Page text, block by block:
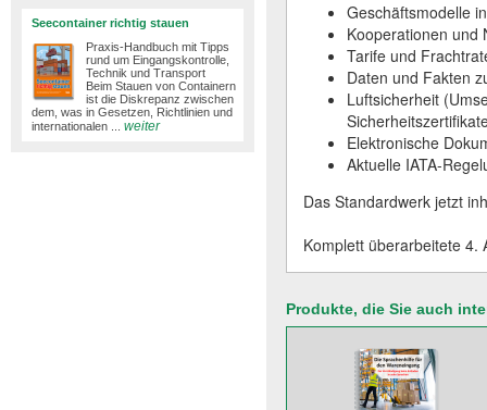
Seecontainer richtig stauen
Praxis-Handbuch mit Tipps
rund um Eingangskontrolle,
Technik und Transport
Beim Stauen von Containern
ist die Diskrepanz zwischen
dem, was in Gesetzen, Richtlinien und
internationalen ...
weiter
Geschäftsmodelle
Kooperationen und
Tarife und
Daten und Fakten
Luftsicherheit
Elektronische
Aktuelle IATA-
Das Standardwerk jetzt
Komplett überarbeitete 4.
Produkte, die Sie auch